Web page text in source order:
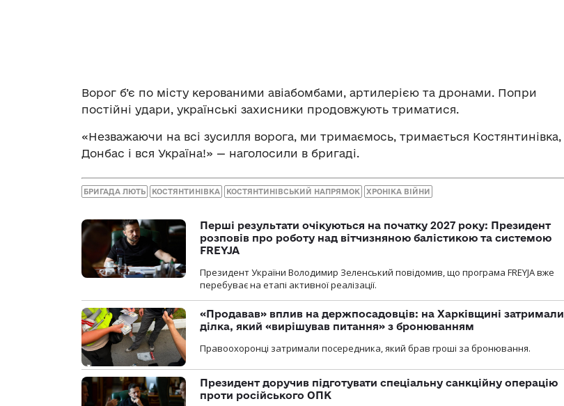
Ворог б’є по місту керованими авіабомбами, артилерією та дронами. Попри
постійні удари, українські захисники продовжують триматися.
«Незважаючи на всі зусилля ворога, ми тримаємось, тримається Костянтинівка,
Донбас і вся Україна!» — наголосили в бригаді.
БРИГАДА ЛЮТЬ КОСТЯНТИНІВКА КОСТЯНТИНІВСЬКИЙ НАПРЯМОК ХРОНІКА ВІЙНИ
Перші результати очікуються на початку 2027 року: Президент
розповів про роботу над вітчизняною балістикою та системою
FREYJA
Президент України Володимир Зеленський повідомив, що програма FREYJA вже
перебуває на етапі активної реалізації.
«Продавав» вплив на держпосадовців: на Харківщині затримали
ділка, який «вирішував питання» з бронюванням
Правоохоронці затримали посередника, який брав гроші за бронювання.
Президент доручив підготувати спеціальну санкційну операцію
проти російського ОПК